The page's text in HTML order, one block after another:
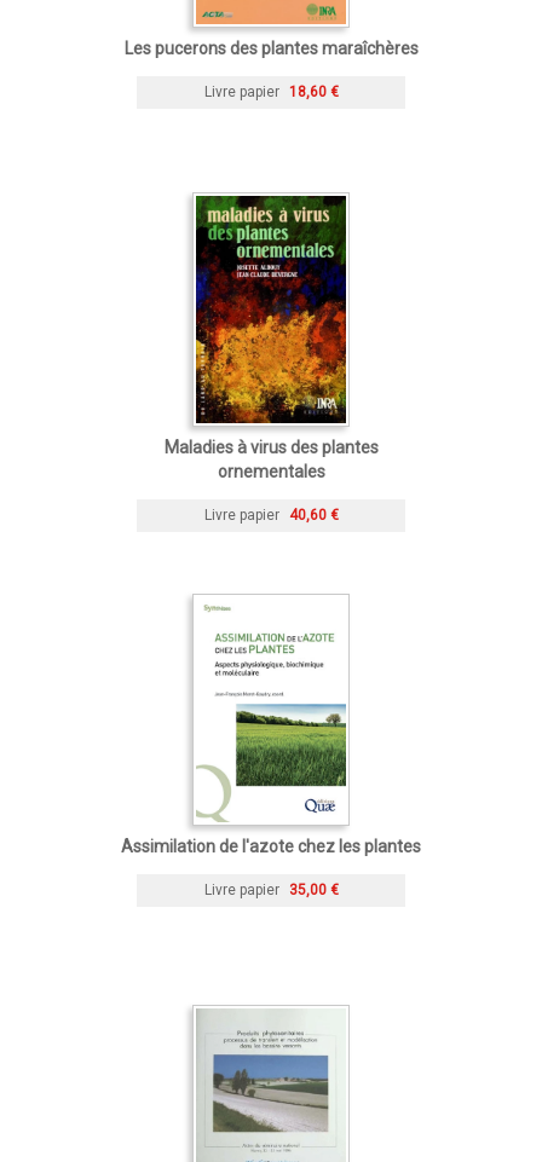
Les pucerons des plantes maraîchères
Livre papier 18,60 €
Maladies à virus des plantes
ornementales
Livre papier 40,60 €
Assimilation de l'azote chez les plantes
Livre papier 35,00 €